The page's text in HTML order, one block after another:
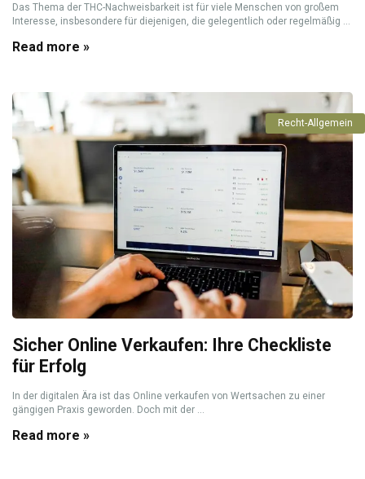
Das Thema der THC-Nachweisbarkeit ist für viele Menschen von großem
Interesse, insbesondere für diejenigen, die gelegentlich oder regelmäßig ...
Read more »
Recht-Allgemein
Sicher Online Verkaufen: Ihre Checkliste
für Erfolg
In der digitalen Ära ist das Online verkaufen von Wertsachen zu einer
gängigen Praxis geworden. Doch mit der ...
Read more »